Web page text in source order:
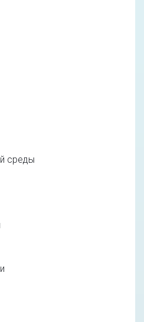
среды